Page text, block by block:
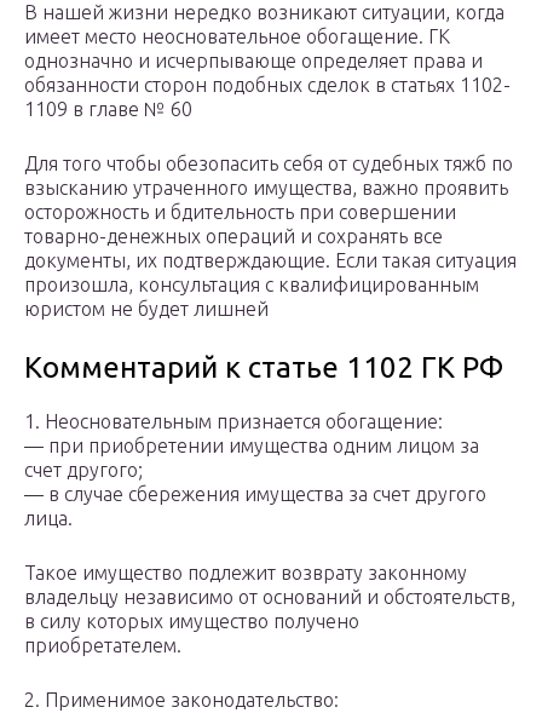
В нашей жизни нередко возникают ситуации, когда
имеет место неосновательное обогащение. ГК
однозначно и исчерпывающе определяет права и
обязанности сторон подобных сделок в статьях 1102-
1109 в главе № 60
Для того чтобы обезопасить себя от судебных тяжб по
взысканию утраченного имущества, важно проявить
осторожность и бдительность при совершении
товарно-денежных операций и сохранять все
документы, их подтверждающие. Если такая ситуация
произошла, консультация с квалифицированным
юристом не будет лишней
Комментарий к статье 1102 ГК РФ
1. Неосновательным признается обогащение:
— при приобретении имущества одним лицом за
счет другого;
— в случае сбережения имущества за счет другого
лица.
Такое имущество подлежит возврату законному
владельцу независимо от оснований и обстоятельств,
в силу которых имущество получено
приобретателем.
2. Применимое законодательство: